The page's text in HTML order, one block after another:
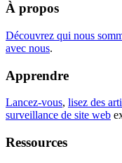
À propos
Découvrez qui nous
avec nous.
Apprendre
Lancez-vous, lisez des
surveillance de site web
Ressources